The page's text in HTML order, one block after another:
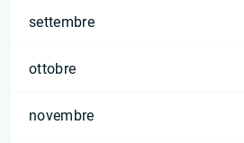
settembre
ottobre
novembre